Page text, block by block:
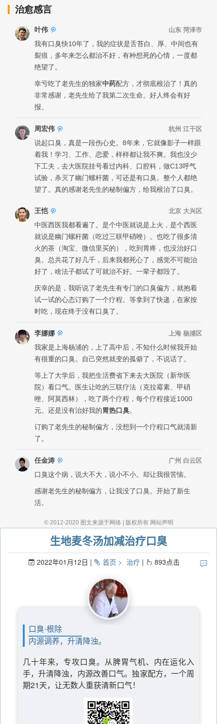
生地麦冬汤加减治疗口臭
2022年01月12日 首页 治疗 893点击
口臭·根除
内源调养，升清降浊。
几十年来，专攻口臭。从脾胃气机、内在运化入
手，升清降浊，内源改善口气。独家配方，一个周
期21天，让无数人重获清新口气！